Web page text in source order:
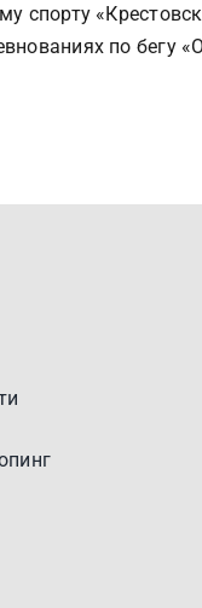
по бегу